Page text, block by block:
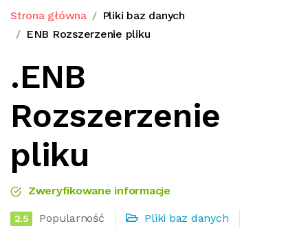
Strona główna
Pliki baz danych
ENB Rozszerzenie pliku
.ENB
Rozszerzenie
pliku
Zweryfikowane informacje
2.5 Popularność Pliki baz danych